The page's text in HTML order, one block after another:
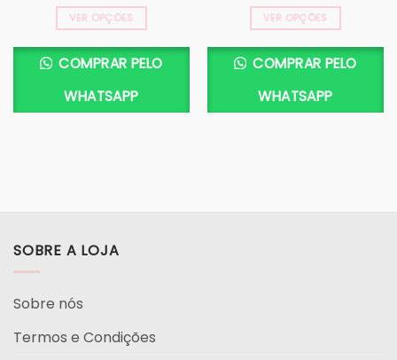
VER OPÇÕES
COMPRAR PELO
WHATSAPP
VER OPÇÕES
COMPRAR PELO
WHATSAPP
SOBRE A LOJA
Sobre nós
Termos e Condições